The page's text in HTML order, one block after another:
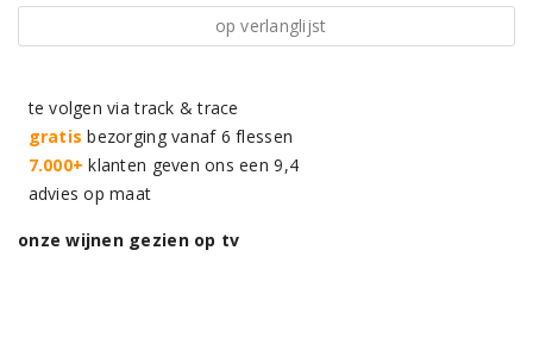
op verlanglijst
te volgen via track & trace
gratis bezorging vanaf 6 flessen
7.000+ klanten geven ons een 9,4
advies op maat
onze wijnen gezien op tv